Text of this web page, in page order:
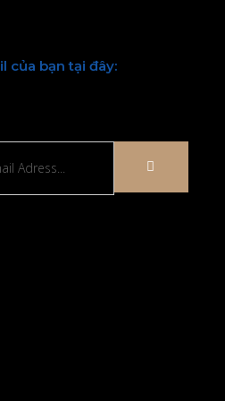
của bạn tại đây: